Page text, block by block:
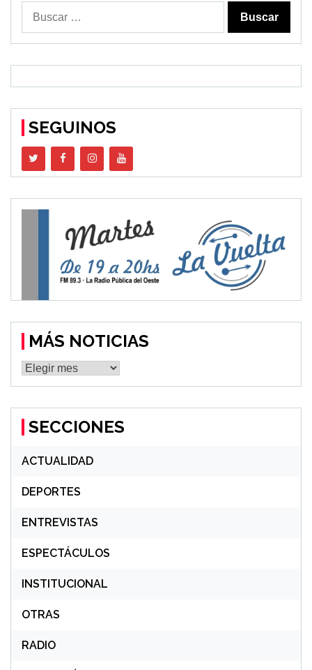
SEGUINOS
MÁS NOTICIAS
MÁS
NOTICIAS
SECCIONES
ACTUALIDAD
DEPORTES
ENTREVISTAS
ESPECTÁCULOS
INSTITUCIONAL
OTRAS
RADIO